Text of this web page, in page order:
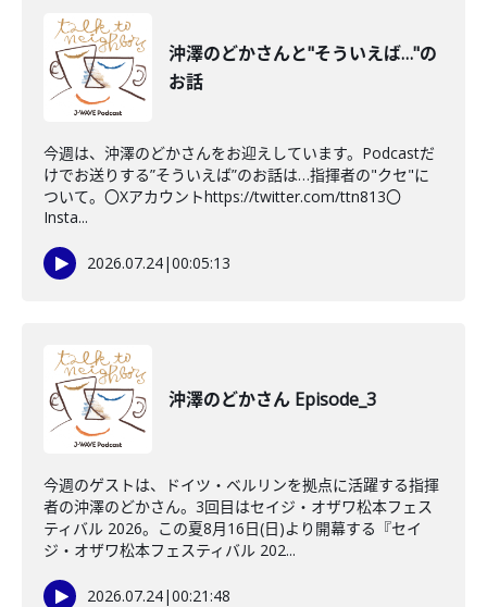
沖澤のどかさんと"そういえば…"の
お話
今週は、沖澤のどかさんをお迎えしています。Podcastだ
けでお送りする”そういえば”のお話は…指揮者の"クセ"に
ついて。〇Xアカウントhttps://twitter.com/ttn813〇
Insta...
2026.07.24|00:05:13
沖澤のどかさん Episode_3
今週のゲストは、ドイツ・ベルリンを拠点に活躍する指揮
者の沖澤のどかさん。3回目はセイジ・オザワ松本フェス
ティバル 2026。この夏8月16日(日)より開幕する『セイ
ジ・オザワ松本フェスティバル 202...
2026.07.24|00:21:48